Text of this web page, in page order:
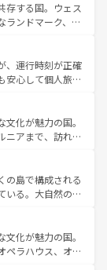
み方が可能だ。さ
おり、どの街角に
る文化を体験で
報はコンテンツ一覧
ルプスの絶景、そ
景は必見。ビール
着の
ほしい。
存する国。ウェス
ランドマーク、歴
なアフタヌーン
パブ、サッカー観
富。イギリスを旅
、運行時刻が正確
安心して個人旅行
はのユニークな
歩きも満喫する
価も高いが、旅行
なお、新
してほしい。
化が魅力の国。
ニアまで、訪れる
、エンターテイ
。一方、アメリカ
ニオンやイエロー
融合した独特の
異なる魅力を楽
感じることができ
の島で構成される
いる。大自然の神
といえばオアフ
やカウアイ島が
をはじめ、豊かな
化が魅力の国。
ペラハウス、オー